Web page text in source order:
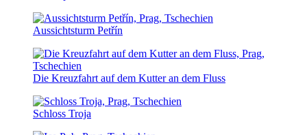
Aussichtsturm Petřín
Die Kreuzfahrt auf dem Kutter an dem Fluss
Schloss Troja